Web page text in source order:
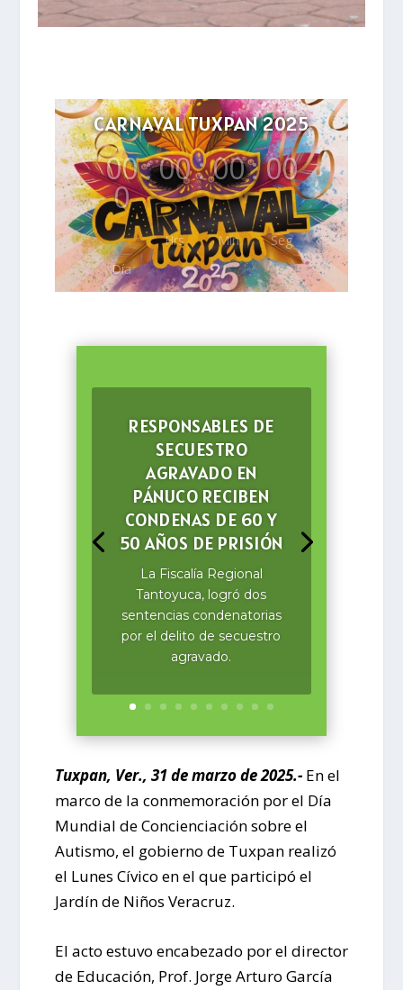
CARNAVAL TUXPAN 2025
00
0
Día
:00
Hrs
:00
Min
:00
Seg
RESPONSABLES DE
SECUESTRO
AGRAVADO EN
PÁNUCO RECIBEN
CONDENAS DE 60 Y
50 AÑOS DE PRISIÓN
La Fiscalía Regional
Tantoyuca, logró dos
sentencias condenatorias
por el delito de secuestro
agravado.
Tuxpan, Ver., 31 de marzo de 2025.-En el
marco de la conmemoración por el Día
Mundial de Concienciación sobre el
Autismo, el gobierno de Tuxpan realizó
el Lunes Cívico en el que participó el
Jardín de Niños Veracruz.
El acto estuvo encabezado por el director
de Educación, Prof. Jorge Arturo García